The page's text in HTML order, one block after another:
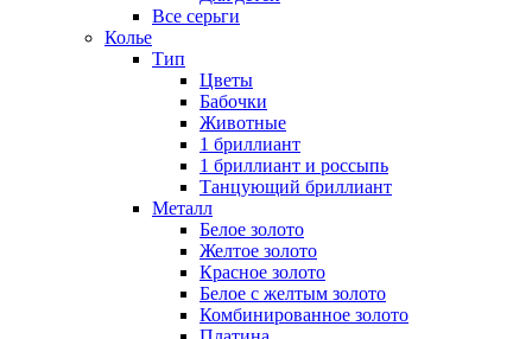
Все серьги
Колье
Тип
Цветы
Бабочки
Животные
1 бриллиант
1 бриллиант и россыпь
Танцующий бриллиант
Металл
Белое золото
Желтое золото
Красное золото
Белое с желтым золото
Комбинированное золото